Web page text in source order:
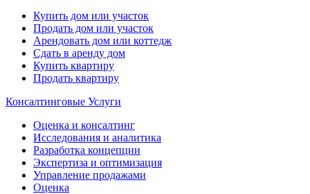
Купить дом или участок
Продать дом или участок
Арендовать дом или коттедж
Сдать в аренду дом
Купить квартиру
Продать квартиру
Консалтинговые Услуги
Оценка и консалтинг
Исследования и аналитика
Разработка концепции
Экспертиза и оптимизация
Управление продажами
Оценка